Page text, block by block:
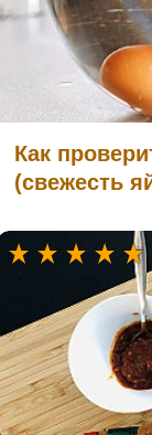
Как
(свежесть